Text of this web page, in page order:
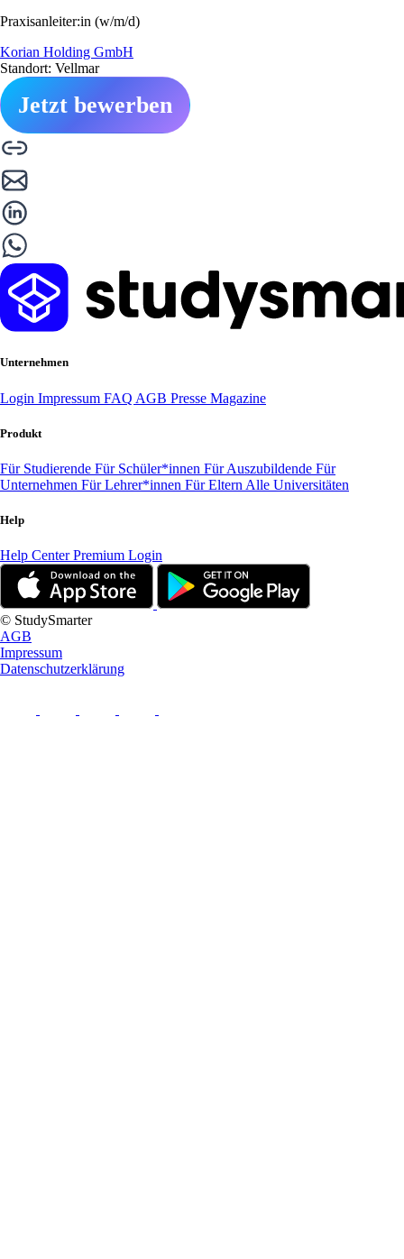
Praxisanleiter:in (w/m/d)
Korian Holding GmbH
Standort: Vellmar
Jetzt bewerben
Unternehmen
Login Impressum FAQ AGB Presse Magazine
Produkt
Für Studierende Für Schüler*innen Für Auszubildende Für
Unternehmen Für Lehrer*innen Für Eltern Alle Universitäten
Help
Help CenterPremium Login
© StudySmarter
AGB
Impressum
Datenschutzerklärung